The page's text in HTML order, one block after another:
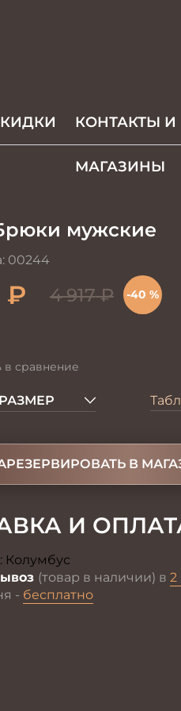
КОНТАКТЫ И
МАГАЗИНЫ
мужские
00244
₽ 4 917₽ -40 %
в сравнение
В
И
Колумбус
(товар в наличии) в 2
- бесплатно